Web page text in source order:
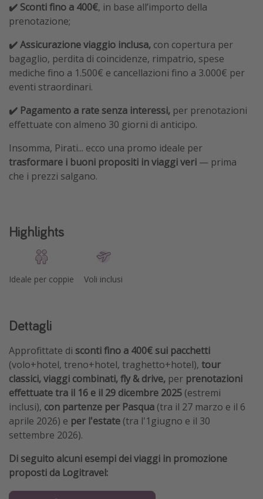
✔️ Sconti fino a 400€, in base all’importo della
prenotazione;
✔️ Assicurazione viaggio inclusa, con copertura per
bagaglio, perdita di coincidenze, rimpatrio, spese
mediche fino a 1.500€ e cancellazioni fino a 3.000€ per
eventi straordinari.
✔️ Pagamento a rate senza interessi, per prenotazioni
effettuate con almeno 30 giorni di anticipo.
Insomma, Pirati... ecco una promo ideale per
trasformare i buoni propositi in viaggi veri — prima
che i prezzi salgano.
Highlights
Ideale per coppie Voli inclusi
Dettagli
Approfittate di sconti fino a 400€ sui pacchetti
(volo+hotel, treno+hotel, traghetto+hotel), tour
classici, viaggi combinati, fly & drive, per prenotazioni
effettuate tra il 16 e il 29 dicembre 2025 (estremi
inclusi), con partenze per Pasqua (tra il 27 marzo e il 6
aprile 2026) e per l'estate (tra l'1giugno e il 30
settembre 2026).
Di seguito alcuni esempi dei viaggi in promozione
proposti da Logitravel: